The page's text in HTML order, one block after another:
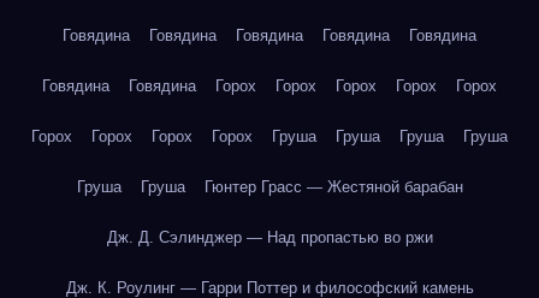
Говядина Говядина Говядина Говядина Говядина
Говядина Говядина Горох Горох Горох Горох Горох
Горох Горох Горох Горох Груша Груша Груша Груша
Груша Груша Гюнтер Грасс — Жестяной барабан
Дж. Д. Сэлинджер — Над пропастью во ржи
Дж. К. Роулинг — Гарри Поттер и философский камень